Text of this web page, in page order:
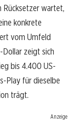
Rücksetzer wartet,
konkrete
vom Umfeld
Dollar zeigt sich
bis 4.400 US-
Play für dieselbe
trägt.
Anzeige